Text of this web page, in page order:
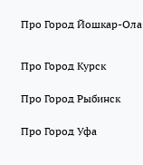
Про Город Йошкар-Ола
Про Город Курск
Про Город Рыбинск
Про Город Уфа